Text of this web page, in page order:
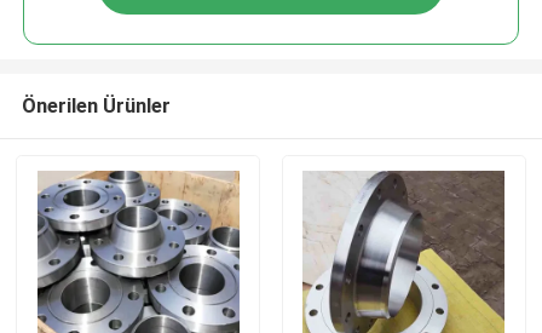
Önerilen Ürünler